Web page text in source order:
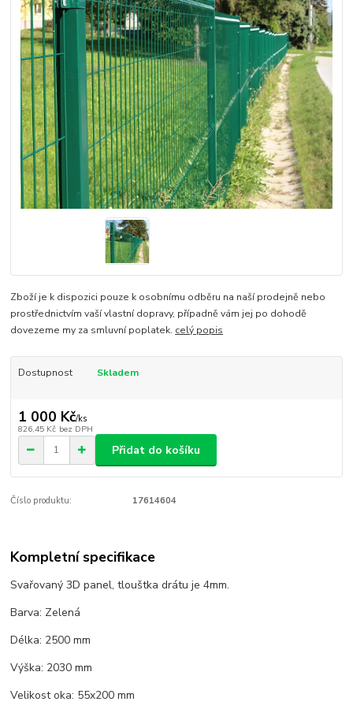
Zboží je k dispozici pouze k osobnímu odběru na naší prodejně nebo
prostřednictvím vaší vlastní dopravy, případně vám jej po dohodě
dovezeme my za smluvní poplatek. celý popis
Dostupnost Skladem
1 000 Kč/ks
826,45 Kč bez DPH
Přidat do košíku
Číslo produktu: 17614604
Kompletní specifikace
Svařovaný 3D panel, tlouštka drátu je 4mm.
Barva: Zelená
Délka: 2500 mm
Výška: 2030 mm
Velikost oka: 55x200 mm